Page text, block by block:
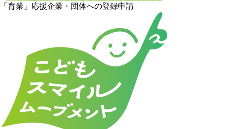
「育業」応援企業・団体への登録申請